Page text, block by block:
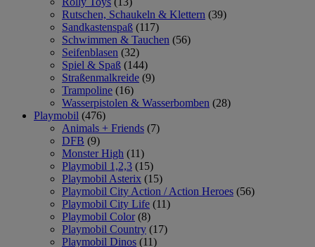
Rutschen, Schaukeln & Klettern (39)
Sandkastenspaß (117)
Schwimmen & Tauchen (56)
Seifenblasen (32)
Spiel & Spaß (144)
Straßenmalkreide (9)
Trampoline (16)
Wasserpistolen & Wasserbomben (28)
Playmobil (476)
Animals + Friends (7)
DFB (9)
Monster High (11)
Playmobil 1,2,3 (15)
Playmobil Asterix (15)
Playmobil City Action / Action Heroes (56)
Playmobil City Life (11)
Playmobil Color (8)
Playmobil Country (17)
Playmobil Dinos (11)